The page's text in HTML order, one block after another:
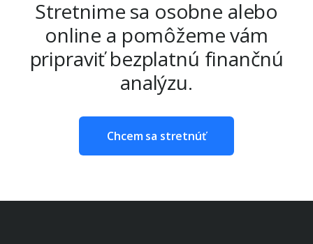
Stretnime sa osobne alebo
online a pomôžeme vám
pripraviť bezplatnú finančnú
analýzu.
Chcem sa stretnúť